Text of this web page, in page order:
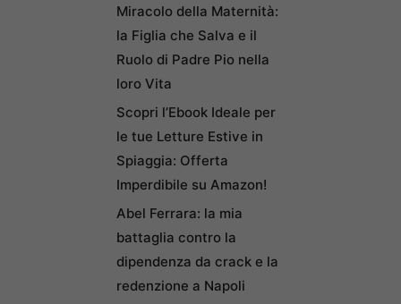
Miracolo della Maternità:
la Figlia che Salva e il
Ruolo di Padre Pio nella
loro Vita
Scopri l’Ebook Ideale per
le tue Letture Estive in
Spiaggia: Offerta
Imperdibile su Amazon!
Abel Ferrara: la mia
battaglia contro la
dipendenza da crack e la
redenzione a Napoli